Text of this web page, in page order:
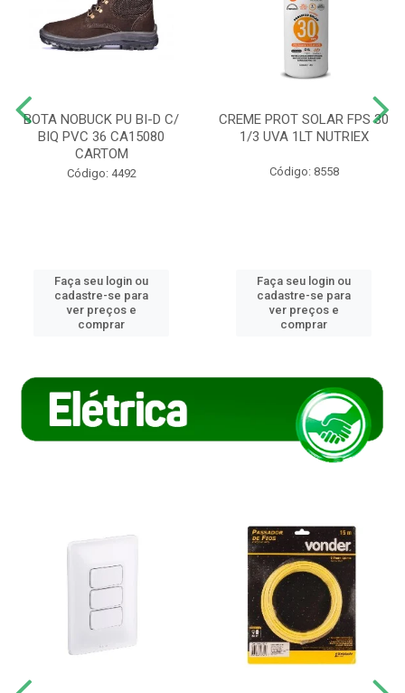
BOTA NOBUCK PU BI-D C/
BIQ PVC 36 CA15080
CARTOM
Código: 4492
Faça seu login ou
cadastre-se para
ver preços e
comprar
CREME PROT SOLAR FPS 30
1/3 UVA 1LT NUTRIEX
Código: 8558
Faça seu login ou
cadastre-se para
ver preços e
comprar